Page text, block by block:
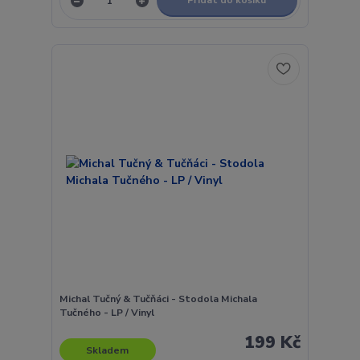
Michal Tučný & Tučňáci - Stodola Michala
Tučného - LP / Vinyl
199 Kč
Skladem